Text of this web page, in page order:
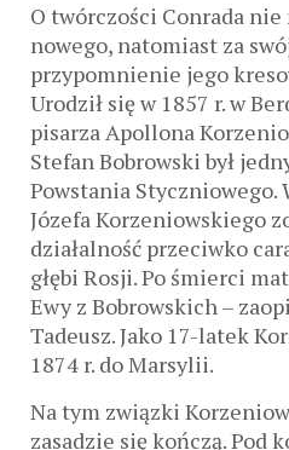
O twórczości Conrada
nowego, natomiast za
przypomnienie jego
Urodził się w 1857 r. w
pisarza Apollona
Stefan Bobrowski był
Powstania Styczniowego.
Józefa Korzeniowskiego
działalność przeciwko
głębi Rosji. Po śmierci
Ewy z Bobrowskich –
Tadeusz. Jako 17-latek
1874 r. do Marsylii.
Na tym związki
zasadzie się kończą. Pod